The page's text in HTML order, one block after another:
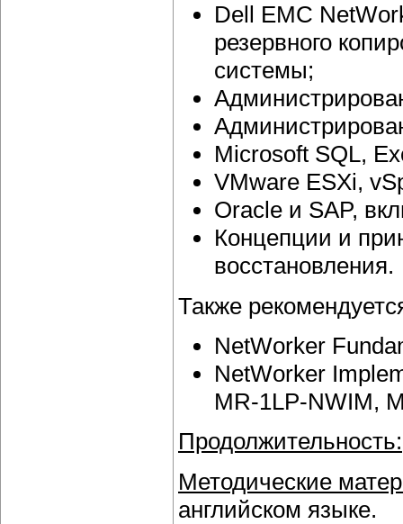
Dell EMC
резервного
системы;
Microsoft SQL,
VMware ESXi,
Oracle и SAP,
Концепции и
восстановления.
Также
NetWorker
NetWorker
MR-1LP-NWIM,
Продолжительность:
Методические
английском языке.